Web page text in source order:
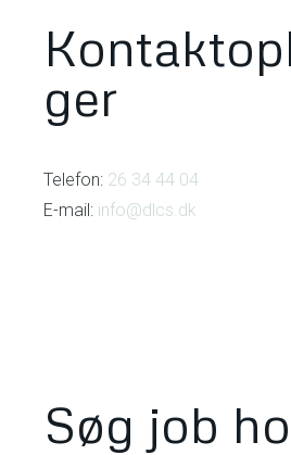
ger
Telefon: 26 34 44 04
E-mail: info@dlcs.dk
Søg job